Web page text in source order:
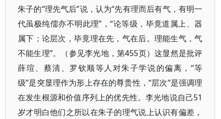
朱子的“理先气后”说，认为“先有理而后有气，有明一
代虽极纯儒亦不明此理”，“论等级，毕竟道属上、器
属下；论层次，毕竟理在先，气在后。理能生气，气
不能生理”。（参见李光地，第455页）这显然是批评
薛瑄、蔡清、罗钦顺等人对朱子学说的偏离，“等
级”是突显理作为形上存在的尊贵性，“层次”是强调理
在发生根源和价值序列上的优先性。李光地说自己51
岁才明白他们之所以在朱子的理气说上认识有偏差，